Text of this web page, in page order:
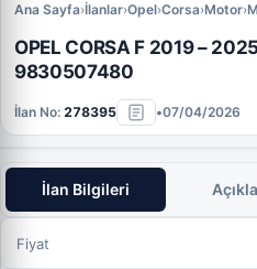
content
Ana Sayfa›İlanlar›Opel›Corsa›Motor›
OPEL CORSA F 2019 –
9830507480
İlan No: 278395 •07/04/2026
İlan Bilgileri
Fiyat